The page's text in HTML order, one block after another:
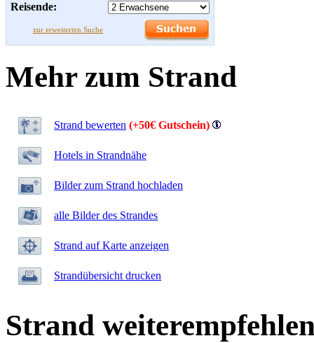
Reisende:
zur erweiterten Suche
Mehr zum Strand
Strand bewerten (+50€ Gutschein)
Hotels in Strandnähe
Bilder zum Strand hochladen
alle Bilder des Strandes
Strand auf Karte anzeigen
Strandübersicht drucken
Strand